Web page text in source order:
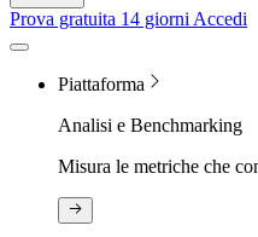
Prova gratuita 14 giorni Accedi
Piattaforma
Analisi e Benchmarking
Misura le metriche che